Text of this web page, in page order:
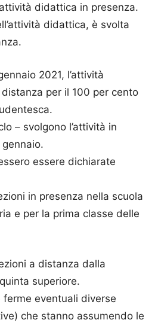
didattica in presenza.
didattica, è svolta
2021, l’attività
per il 100 per cento
– svolgono l’attività in
essere dichiarate
in presenza nella scuola
e per la prima classe delle
a distanza dalla
superiore.
ferme eventuali diverse
che stanno assumendo le